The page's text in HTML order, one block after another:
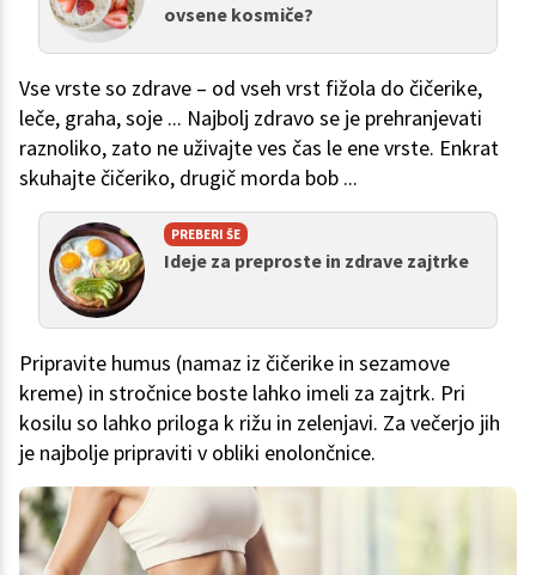
ovsene kosmiče?
Vse vrste so zdrave – od vseh vrst fižola do čičerike,
leče, graha, soje ... Najbolj zdravo se je prehranjevati
raznoliko, zato ne uživajte ves čas le ene vrste. Enkrat
skuhajte čičeriko, drugič morda bob ...
PREBERI ŠE
Ideje za preproste in zdrave zajtrke
Pripravite humus (namaz iz čičerike in sezamove
kreme) in stročnice boste lahko imeli za zajtrk. Pri
kosilu so lahko priloga k rižu in zelenjavi. Za večerjo jih
je najbolje pripraviti v obliki enolončnice.